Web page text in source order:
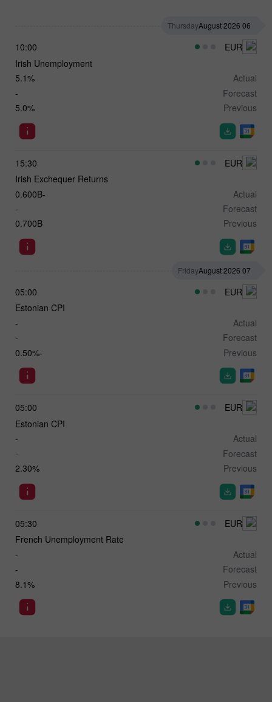
06 August 2026
Thursday
10:00
EUR
Irish Unemployment
Actual
5.1%
Forecast
-
Previous
5.0%
15:30
EUR
Irish Exchequer Returns
Actual
-0.600B
Forecast
-
Previous
0.700B
07 August 2026
Friday
05:00
EUR
Estonian CPI
Actual
-
Forecast
-
Previous
-0.50%
05:00
EUR
Estonian CPI
Actual
-
Forecast
-
Previous
2.30%
05:30
EUR
French Unemployment Rate
Actual
-
Forecast
-
Previous
8.1%